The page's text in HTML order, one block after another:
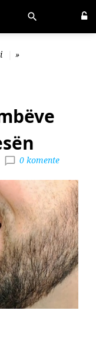
»
0 komente